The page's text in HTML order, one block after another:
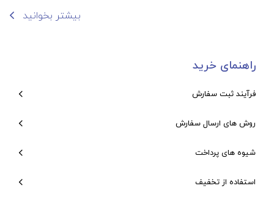
بیشتر بخوانید
راهنمای خرید
فرآیند ثبت سفارش
روش های ارسال سفارش
شیوه های پرداخت
استفاده از تخفیف